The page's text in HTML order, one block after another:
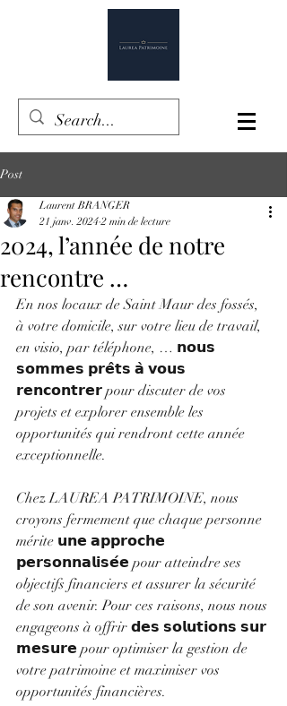
Post
2024, l’année de notre
rencontre …
Laurent BRANGER
21 janv. 2024 2 min de lecture
En nos locaux de Saint Maur des fossés,
à votre domicile, sur votre lieu de travail,
en visio, par téléphone, … 𝗻𝗼𝘂𝘀
𝘀𝗼𝗺𝗺𝗲𝘀 𝗽𝗿𝗲̂𝘁𝘀 𝗮̀ 𝘃𝗼𝘂𝘀
𝗿𝗲𝗻𝗰𝗼𝗻𝘁𝗿𝗲𝗿 pour discuter de vos
projets et explorer ensemble les
opportunités qui rendront cette année
exceptionnelle.
Chez LAUREA PATRIMOINE, nous
croyons fermement que chaque personne
mérite 𝘂𝗻𝗲 𝗮𝗽𝗽𝗿𝗼𝗰𝗵𝗲
𝗽𝗲𝗿𝘀𝗼𝗻𝗻𝗮𝗹𝗶𝘀𝗲́𝗲 pour atteindre ses
objectifs financiers et assurer la sécurité
de son avenir. Pour ces raisons, nous nous
engageons à offrir 𝗱𝗲𝘀 𝘀𝗼𝗹𝘂𝘁𝗶𝗼𝗻𝘀 𝘀𝘂𝗿
𝗺𝗲𝘀𝘂𝗿𝗲 pour optimiser la gestion de
votre patrimoine et maximiser vos
opportunités financières.